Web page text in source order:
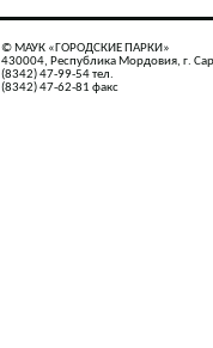
© МАУК «ГОРОДСКИЕ ПАРКИ»
430004, Республика Мордовия, г.
(8342) 47-99-54 тел.
(8342) 47-62-81 факс